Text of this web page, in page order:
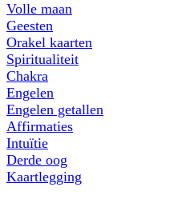
Volle maan
Geesten
Orakel kaarten
Spiritualiteit
Chakra
Engelen
Engelen getallen
Affirmaties
Intuïtie
Derde oog
Kaartlegging